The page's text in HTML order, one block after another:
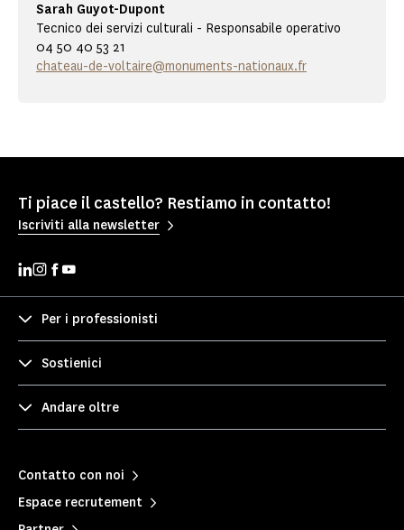
Sarah Guyot-Dupont
Tecnico dei servizi culturali - Responsabile operativo
04 50 40 53 21
chateau-de-voltaire@monuments-nationaux.fr
Ti piace il castello? Restiamo in contatto!
Iscriviti alla newsletter
Per i professionisti
Sostienici
Andare oltre
Contatto con noi
Espace recrutement